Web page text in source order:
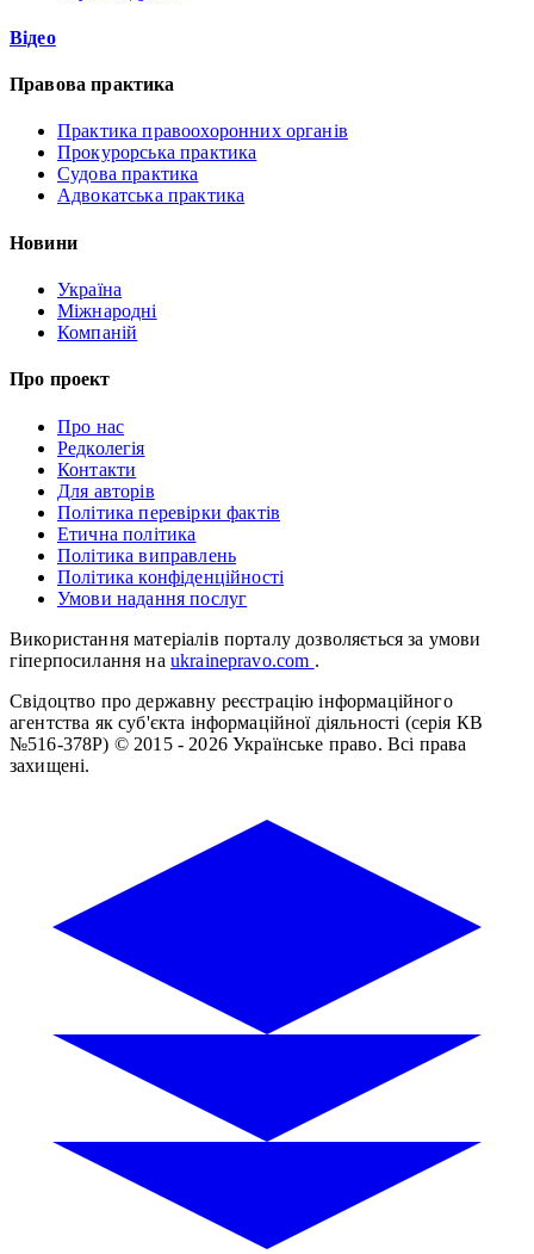
Відео
Правова практика
Практика правоохоронних органів
Прокурорська практика
Судова практика
Адвокатська практика
Новини
Україна
Міжнародні
Компаній
Про проект
Про нас
Редколегія
Контакти
Для авторів
Політика перевірки фактів
Етична політика
Політика виправлень
Політика конфіденційності
Умови надання послуг
Використання матеріалів порталу дозволяється за умови
гіперпосилання на ukrainepravo.com .
Свідоцтво про державну реєстрацію інформаційного
агентства як суб'єкта інформаційної діяльності (серія КВ
№516-378Р) © 2015 - 2026 Українське право. Всі права
захищені.